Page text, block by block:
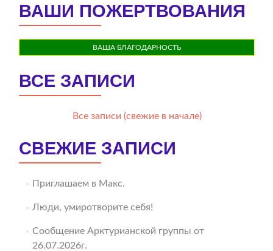
ВАШИ ПОЖЕРТВОВАНИЯ
ВАША БЛАГОДАРНОСТЬ
ВСЕ ЗАПИСИ
Все записи (свежие в начале)
СВЕЖИЕ ЗАПИСИ
Приглашаем в Макс.
Люди, умиротворите себя!
Сообщение Арктурианской группы от
26.07.2026г.